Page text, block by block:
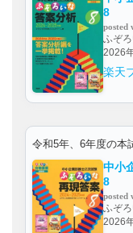
8
posted
ふぞ
2026
楽天
令和5年、6年度の本
中小
8
posted
ふぞ
2026